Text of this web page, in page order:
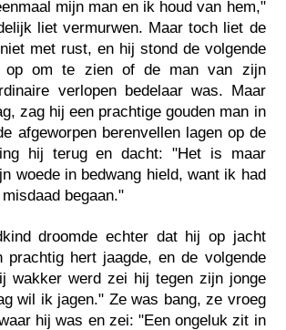
mijn man en ik houd van hem,"
liet vermurwen. Maar toch liet de
met rust, en hij stond de volgende
op om te zien of de man van zijn
verlopen bedelaar was. Maar
zag hij een prachtige gouden man in
afgeworpen berenvellen lagen op de
hij terug en dacht: "Het is maar
woede in bedwang hield, want ik had
begaan."
droomde echter dat hij op jacht
prachtig hert jaagde, en de volgende
wakker werd zei hij tegen zijn jonge
wil ik jagen." Ze was bang, ze vroeg
hij was en zei: "Een ongeluk zit in